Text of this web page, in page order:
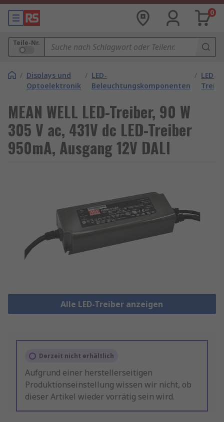
0
Teile-Nr.
/ Displays und
Optoelektronik
/ LED-
Beleuchtungskomponenten
/ LED-
MEAN WELL LED-Treiber, 90 W
305 V ac, 431V dc LED-Treiber
950mA, Ausgang 12V DALI
Alle LED-Treiber anzeigen
Derzeit nicht erhältlich
Aufgrund einer herstellerseitigen
Produktionseinstellung wissen wir nicht, ob
dieser Artikel wieder vorrätig sein wird.